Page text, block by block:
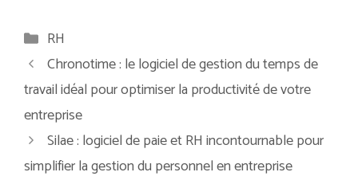
Catégories
RH
Chronotime : le logiciel de gestion du temps de
travail idéal pour optimiser la productivité de votre
entreprise
Silae : logiciel de paie et RH incontournable pour
simplifier la gestion du personnel en entreprise